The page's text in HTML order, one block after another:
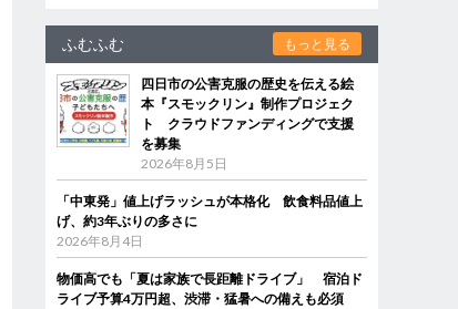
ふむふむ もっと見る
四日市の公害克服の歴史を伝える絵
本『スモックリン』制作プロジェク
ト クラウドファンディングで支援
を募集
2026年8月5日
「中東発」値上げラッシュが本格化 飲食料品値上
げ、約3年ぶりの多さに
2026年8月4日
物価高でも「夏は家族で長距離ドライブ」 宿泊ド
ライブ予算4万円超、渋滞・猛暑への備えも必須